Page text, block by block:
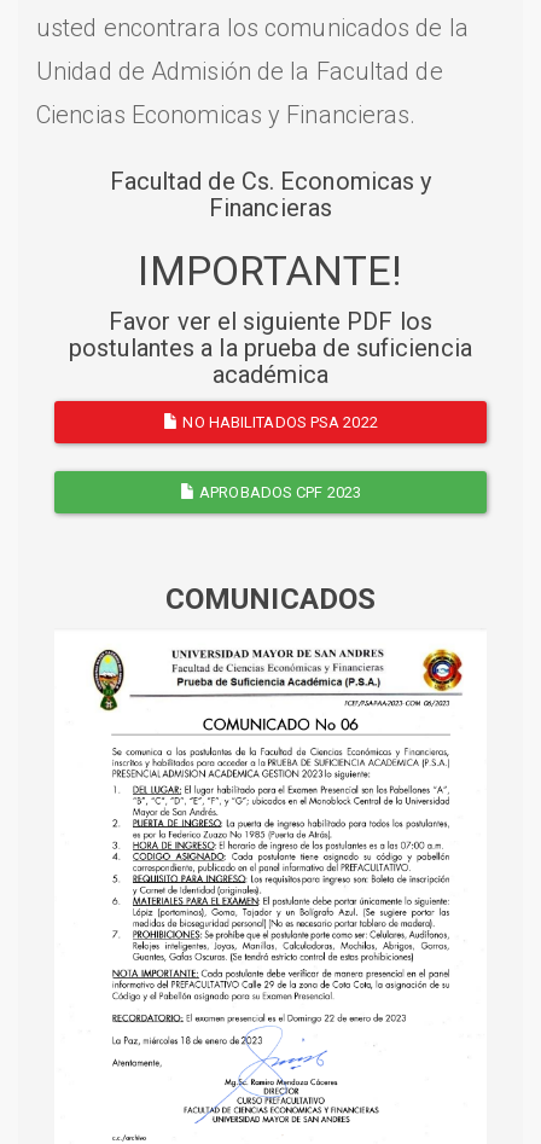
usted encontrara los comunicados de la
Unidad de Admisión de la Facultad de
Ciencias Economicas y Financieras.
Facultad de Cs. Economicas y
Financieras
IMPORTANTE!
Favor ver el siguiente PDF los
postulantes a la prueba de suficiencia
académica
NO HABILITADOS PSA 2022
APROBADOS CPF 2023
COMUNICADOS